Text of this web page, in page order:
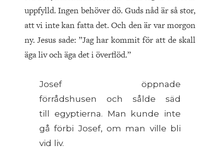
uppfylld. Ingen behöver dö. Guds nåd är så stor,
att vi inte kan fatta det. Och den är var morgon
ny. Jesus sade: ”Jag har kommit för att de skall
äga liv och äga det i överflöd.”
Josef öppnade
förrådshusen och sålde säd
till egyptierna. Man kunde inte
gå förbi Josef, om man ville bli
vid liv.